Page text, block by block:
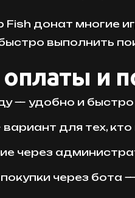
Fish донат многие
выполнить
и
— удобно и
для тех, кто
через
через бота